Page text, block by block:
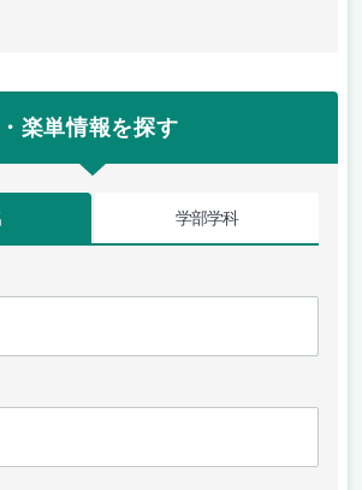
楽単情報を探す
学部学科